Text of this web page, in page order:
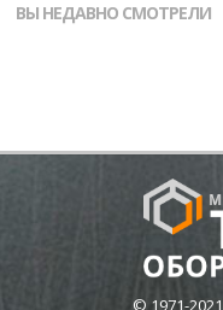
ВЫ НЕДАВНО СМОТРЕЛИ
© 1971-